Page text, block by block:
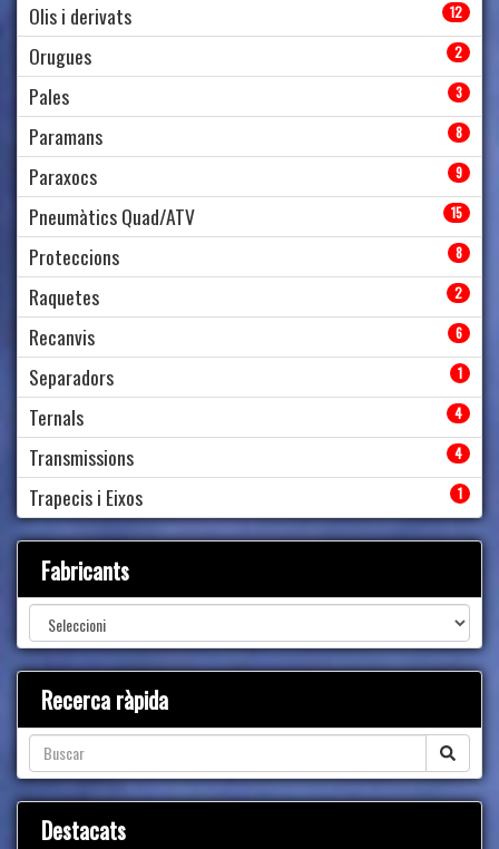
Olis i derivats 12
Orugues 2
Pales 3
Paramans 8
Paraxocs 9
Pneumàtics Quad/ATV 15
Proteccions 8
Raquetes 2
Recanvis 6
Separadors 1
Ternals 4
Transmissions 4
Trapecis i Eixos 1
Fabricants
Recerca ràpida
Destacats